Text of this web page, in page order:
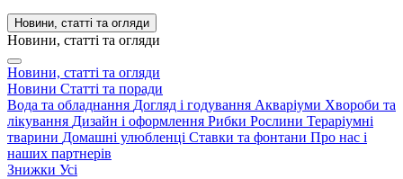
Новини, статті та огляди
Новини, статті та огляди
Новини, статті та огляди
Новини Статті та поради
Вода та обладнання Догляд і годування Акваріуми Хвороби та
лікування Дизайн і оформлення Рибки Рослини Тераріумні
тварини Домашні улюбленці Ставки та фонтани Про нас і
наших партнерів
Знижки Усі